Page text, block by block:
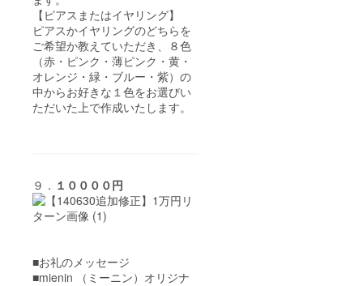
【ピアスまたはイヤリング】
ピアスかイヤリングのどちらを
ご希望か教えていただき、８色
（赤・ピンク・薄ピンク・黄・
オレンジ・緑・ブルー・紫）の
中からお好きな１色をお選びい
ただいた上で作成いたします。
９． １００００円
■お礼のメッセージ
■mienin （ミーニン）オリジナ